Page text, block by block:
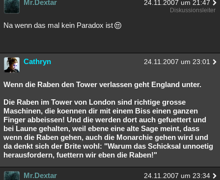
Mr.Dextar 24.11.2007 um 21:47
Diskussionsleiter
Na wenn das mal kein Paradox ist
Cathryn 24.11.2007 um 23:01
Wenn die Raben den Tower verlassen geht England unter.
Die Raben im Tower von London sind richtige grosse
Maschinen, die koennen dir mit einem Biss einen ganzen
Finger abbeissen! Und die werden dort auch gefuettert und
bei Laune gehalten, weil ebene eine alte Sage meint, dass
wenn die Raben gehen, auch die Monarchie gehen wird und
da denkt sich der Brite wohl: "Warum das Schicksal unnoetig
herausfordern, fuettern wir eben die Raben!"
Mr.Dextar 24.11.2007 um 23:34